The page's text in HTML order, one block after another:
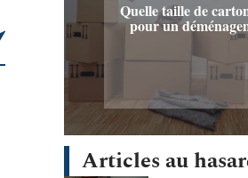
Quelle taille de
pour un
Articles au